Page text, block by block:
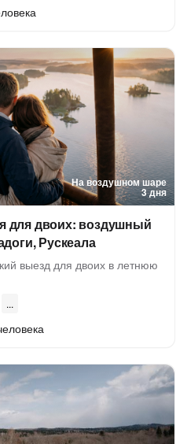
На воздушном шаре
3 дня
для двоих: воздушный
Рускеала
выезд для двоих в летнюю